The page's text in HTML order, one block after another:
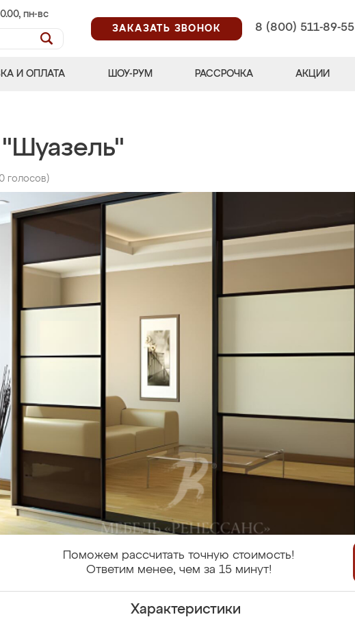
пн-вс
ЗАКАЗАТЬ ЗВОНОК
8 (800) 511-89-55
И ОПЛАТА ШОУ-РУМ РАССРОЧКА АКЦИИ
голосов)
Поможем рассчитать точную стоимость!
Ответим менее, чем за 15 минут!
Характеристики